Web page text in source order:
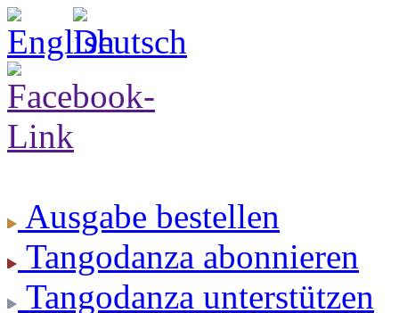
Ausgabe bestellen
Tangodanza abonnieren
Tangodanza unterstützen